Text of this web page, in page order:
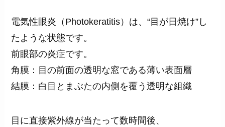
電気性眼炎（Photokeratitis）は、“目が日焼け”し
たような状態です。
前眼部の炎症です。
角膜：目の前面の透明な窓である薄い表面層
結膜：白目とまぶたの内側を覆う透明な組織
目に直接紫外線が当たって数時間後、